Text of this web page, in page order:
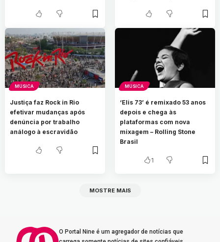
MÚSICA
Justiça faz Rock in Rio
efetivar mudanças após
denúncia por trabalho
análogo à escravidão
MÚSICA
‘Elis 73’ é remixado 53 anos
depois e chega às
plataformas com nova
mixagem – Rolling Stone
Brasil
1
MOSTRE MAIS
O Portal Nine é um agregador de notícias que